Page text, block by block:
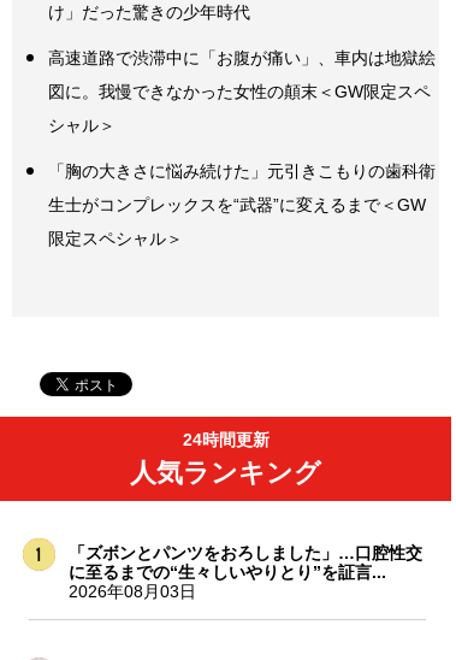
け」だった驚きの少年時代
高速道路で渋滞中に「お腹が痛い」、車内は地獄絵
図に。我慢できなかった女性の顛末＜GW限定スペ
シャル＞
「胸の大きさに悩み続けた」元引きこもりの歯科衛
生士がコンプレックスを“武器”に変えるまで＜GW
限定スペシャル＞
24時間更新
人気ランキング
「ズボンとパンツをおろしました」…口腔性交
に至るまでの“生々しいやりとり”を証言...
2026年08月03日